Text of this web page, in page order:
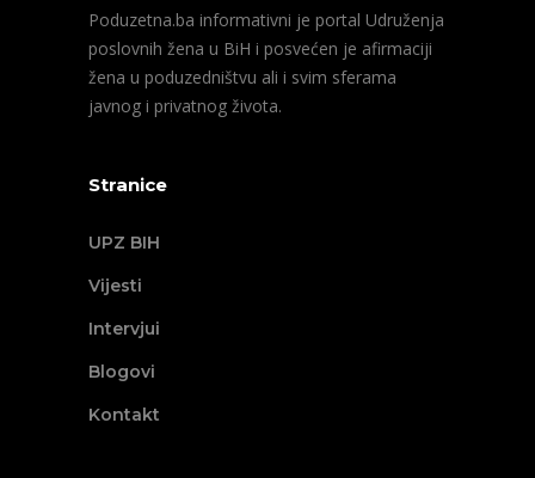
Poduzetna.ba informativni je portal Udruženja
poslovnih žena u BiH i posvećen je afirmaciji
žena u poduzedništvu ali i svim sferama
javnog i privatnog života.
Stranice
UPZ BIH
Vijesti
Intervjui
Blogovi
Kontakt